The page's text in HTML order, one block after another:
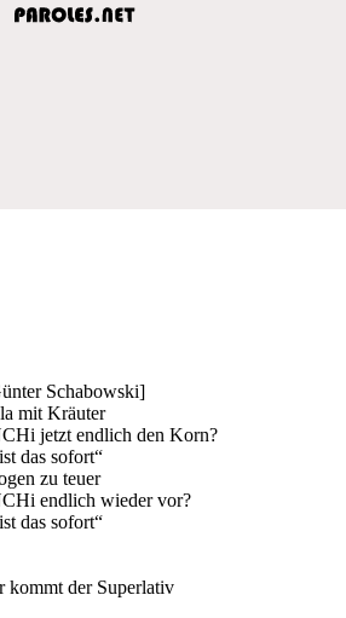
Schabowski]
mit Kräuter
jetzt endlich den Korn?
das sofort“
zu teuer
endlich wieder vor?
das sofort“
kommt der Superlativ